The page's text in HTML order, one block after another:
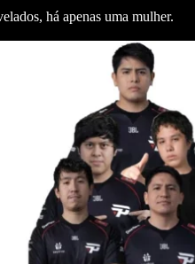
há apenas uma mulher.